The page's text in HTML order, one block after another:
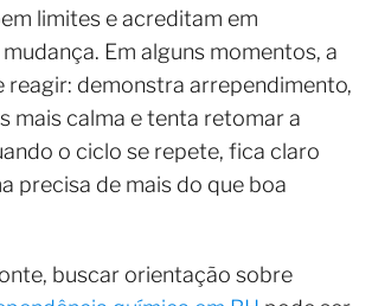
limites e acreditam em
Em alguns momentos, a
reagir: demonstra arrependimento,
mais calma e tenta retomar a
o ciclo se repete, fica claro
precisa de mais do que boa
buscar orientação sobre